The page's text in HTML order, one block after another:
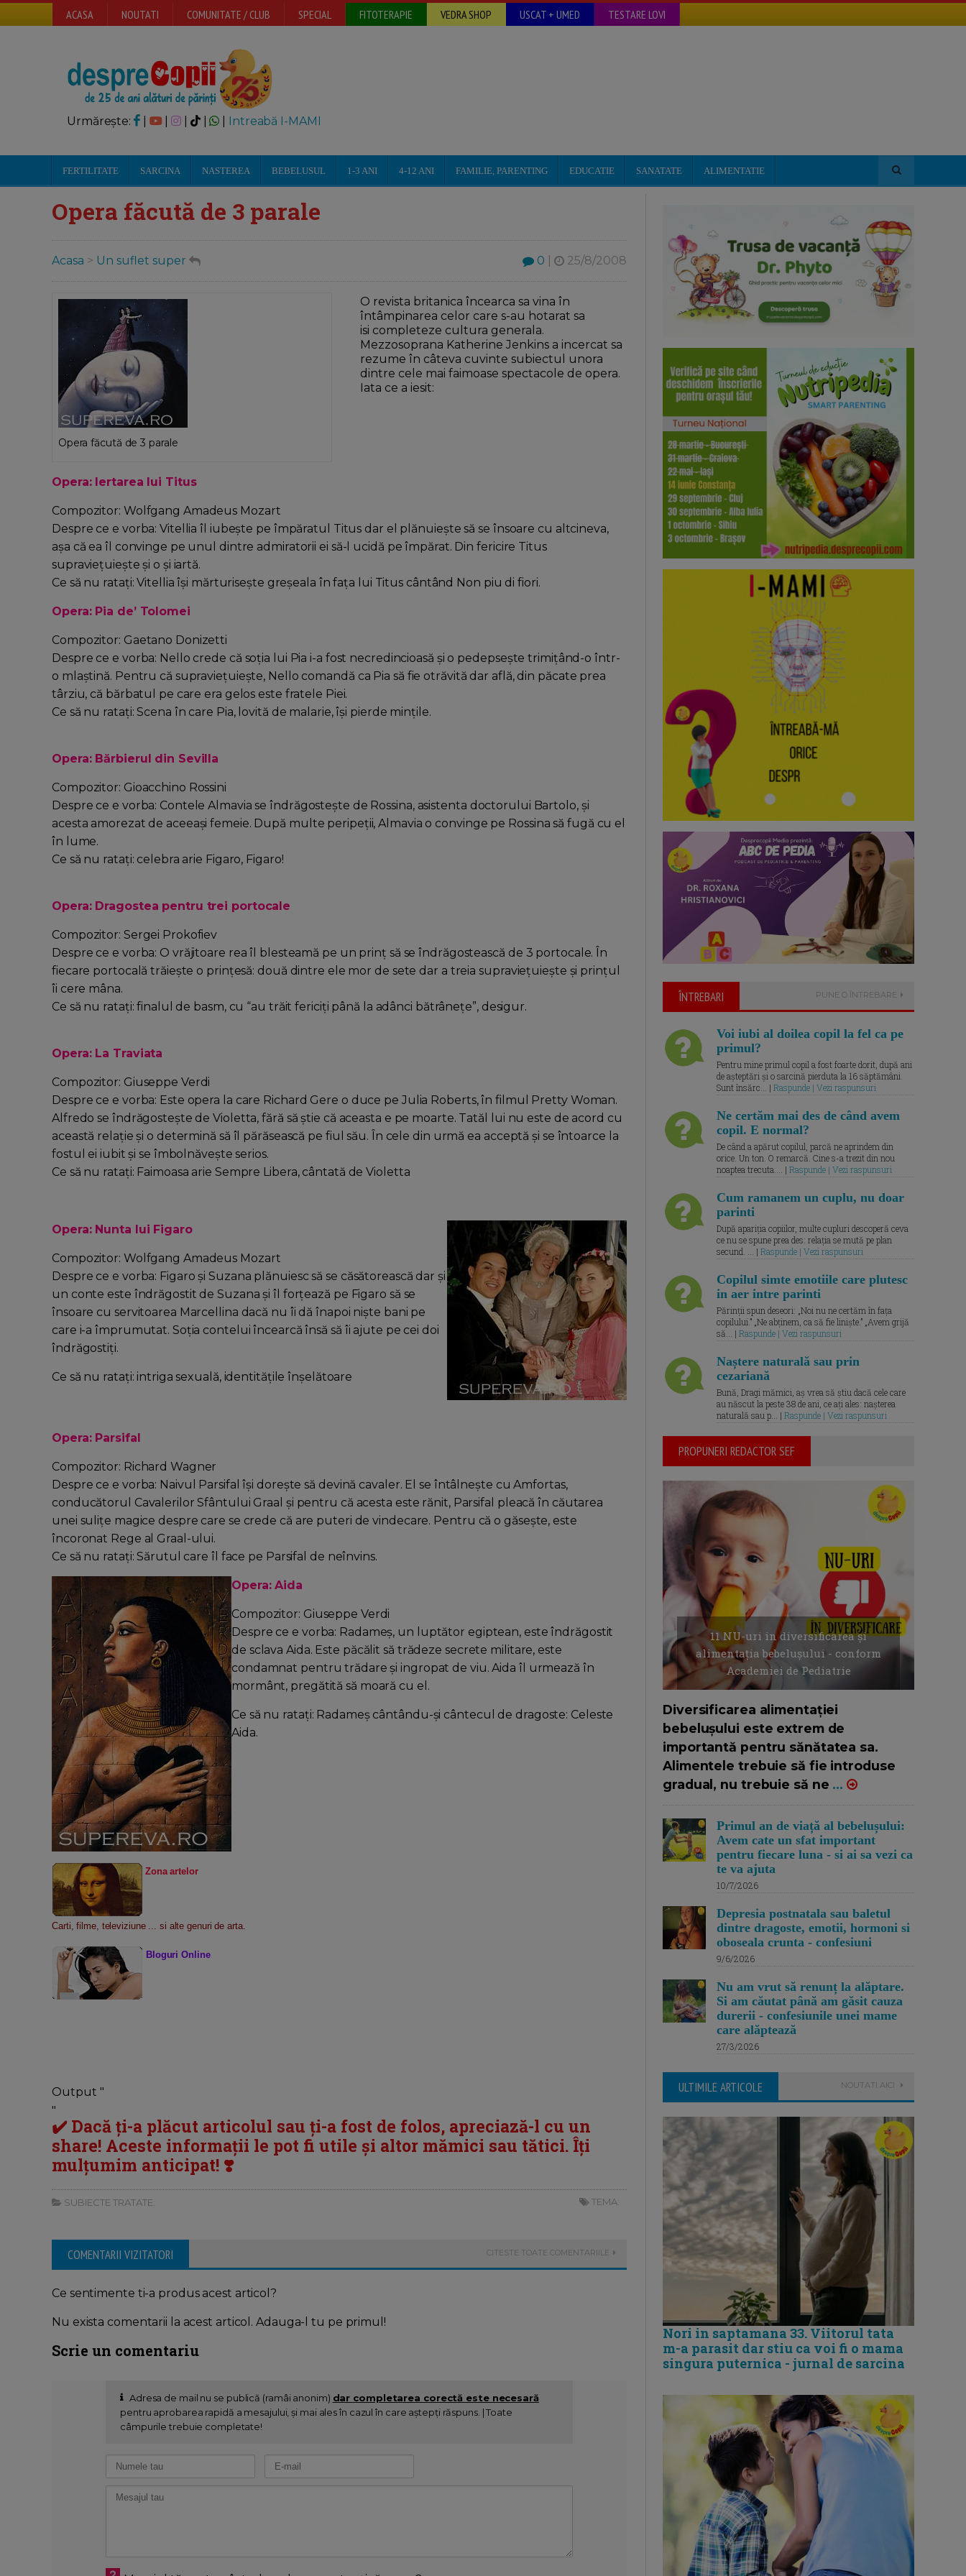
ACASA NOUTATI COMUNITATE / CLUB SPECIAL FITOTERAPIE VEDRA SHOP USCAT + UMED TESTARE LOVI
Urmărește: | | Intreabă I-MAMI
FERTILITATE SARCINA NASTEREA BEBELUSUL 1-3 ANI 4-12 ANI FAMILIE, PARENTING EDUCATIE SANATATE ALIMENTATIE
Opera făcută de 3 parale
Acasa > Un suflet super 0 25/8/2008
Opera făcută de 3 parale
O revista britanica încearca sa vina în
întâmpinarea celor care s-au hotarat sa
isi completeze cultura generala.
Mezzosoprana Katherine Jenkins a incercat sa
rezume în câteva cuvinte subiectul unora
dintre cele mai faimoase spectacole de opera.
Iata ce a iesit:
Opera: Iertarea lui Titus
Compozitor: Wolfgang Amadeus Mozart
Despre ce e vorba: Vitellia îl iubeşte pe împăratul Titus dar el plănuieşte să se însoare cu altcineva,
aşa că ea îl convinge pe unul dintre admiratorii ei să-l ucidă pe împărat. Din fericire Titus
supravieţuieşte şi o şi iartă.
Ce să nu rataţi: Vitellia îşi mărturiseşte greşeala în faţa lui Titus cântând Non piu di fiori.
Opera: Pia de’ Tolomei
Compozitor: Gaetano Donizetti
Despre ce e vorba: Nello crede că soţia lui Pia i-a fost necredincioasă şi o pedepseşte trimiţând-o într-
o mlaştină. Pentru că supravieţuieşte, Nello comandă ca Pia să fie otrăvită dar află, din păcate prea
târziu, că bărbatul pe care era gelos este fratele Piei.
Ce să nu rataţi: Scena în care Pia, lovită de malarie, îşi pierde minţile.
Opera: Bărbierul din Sevilla
Compozitor: Gioacchino Rossini
Despre ce e vorba: Contele Almavia se îndrăgosteşte de Rossina, asistenta doctorului Bartolo, şi
acesta amorezat de aceeaşi femeie. După multe peripeţii, Almavia o convinge pe Rossina să fugă cu el
în lume.
Ce să nu rataţi: celebra arie Figaro, Figaro!
Opera: Dragostea pentru trei portocale
Compozitor: Sergei Prokofiev
Despre ce e vorba: O vrăjitoare rea îl blesteamă pe un prinţ să se îndrăgostească de 3 portocale. În
fiecare portocală trăieşte o prinţesă: două dintre ele mor de sete dar a treia supravieţuieşte şi prinţul
îi cere mâna.
Ce să nu rataţi: finalul de basm, cu “au trăit fericiţi până la adânci bătrâneţe”, desigur.
Opera: La Traviata
Compozitor: Giuseppe Verdi
Despre ce e vorba: Este opera la care Richard Gere o duce pe Julia Roberts, în filmul Pretty Woman.
Alfredo se îndrăgosteşte de Violetta, fără să ştie că aceasta e pe moarte. Tatăl lui nu este de acord cu
această relaţie şi o determină să îl părăsească pe fiul său. În cele din urmă ea acceptă şi se întoarce la
fostul ei iubit şi se îmbolnăveşte serios.
Ce să nu rataţi: Faimoasa arie Sempre Libera, cântată de Violetta
Opera: Nunta lui Figaro
Compozitor: Wolfgang Amadeus Mozart
Despre ce e vorba: Figaro şi Suzana plănuiesc să se căsătorească dar şi
un conte este îndrăgostit de Suzana şi îl forţează pe Figaro să se
însoare cu servitoarea Marcellina dacă nu îi dă înapoi nişte bani pe
care i-a împrumutat. Soţia contelui încearcă însă să îi ajute pe cei doi
îndrăgostiţi.
Ce să nu rataţi: intriga sexuală, identităţile înşelătoare
Opera: Parsifal
Compozitor: Richard Wagner
Despre ce e vorba: Naivul Parsifal îşi doreşte să devină cavaler. El se întâlneşte cu Amfortas,
conducătorul Cavalerilor Sfântului Graal şi pentru că acesta este rănit, Parsifal pleacă în căutarea
unei suliţe magice despre care se crede că are puteri de vindecare. Pentru că o găseşte, este
încoronat Rege al Graal-ului.
Ce să nu rataţi: Sărutul care îl face pe Parsifal de neînvins.
Opera: Aida
Compozitor: Giuseppe Verdi
Despre ce e vorba: Radameş, un luptător egiptean, este îndrăgostit
de sclava Aida. Este păcălit să trădeze secrete militare, este
condamnat pentru trădare şi ingropat de viu. Aida îl urmează în
mormânt, pregătită să moară cu el.
Ce să nu rataţi: Radameş cântându-şi cântecul de dragoste: Celeste
Aida.
Zona artelor
Carti, filme, televiziune ... si alte genuri de arta.
Bloguri Online
Output "
"
✔️ Dacă ți-a plăcut articolul sau ți-a fost de folos, apreciază-l cu un
share! Aceste informații le pot fi utile și altor mămici sau tătici. Îți
mulțumim anticipat! ❣️
SUBIECTE TRATATE: TEMA:
COMENTARII VIZITATORI CITESTE TOATE COMENTARIILE
Ce sentimente ti-a produs acest articol?
Nu exista comentarii la acest articol. Adauga-l tu pe primul!
Scrie un comentariu
Adresa de mail nu se publică (ramâi anonim) dar completarea corectă este necesară
pentru aprobarea rapidă a mesajului, și mai ales în cazul în care aștepți răspuns. | Toate
câmpurile trebuie completate!
ÎNTREBARI PUNE O ÎNTREBARE
Voi iubi al doilea copil la fel ca pe
primul?
Pentru mine primul copil a fost foarte dorit, după ani
de așteptări și o sarcină pierduta la 16 săptămâni.
Sunt însărc... | Raspunde | Vezi raspunsuri
Ne certăm mai des de când avem
copil. E normal?
De când a apărut copilul, parcă ne aprindem din
orice. Un ton. O remarcă. Cine s-a trezit din nou
noaptea trecuta.... | Raspunde | Vezi raspunsuri
Cum ramanem un cuplu, nu doar
parinti
După apariția copiilor, multe cupluri descoperă ceva
ce nu se spune prea des: relația se mută pe plan
secund. ... | Raspunde | Vezi raspunsuri
Copilul simte emotiile care plutesc
in aer intre parinti
Părinții spun deseori: „Noi nu ne certăm în fața
copilului.” „Ne abținem, ca să fie liniște.” „Avem grijă
să... | Raspunde | Vezi raspunsuri
Naștere naturală sau prin
cezariană
Bună, Dragi mămici, aș vrea să știu dacă cele care
au născut la peste 38 de ani, ce ați ales: nașterea
naturală sau p... | Raspunde | Vezi raspunsuri
PROPUNERI REDACTOR SEF
11 NU-uri in diversificarea și
alimentația bebelușului - conform
Academiei de Pediatrie
Diversificarea alimentației
bebelușului este extrem de
importantă pentru sănătatea sa.
Alimentele trebuie să fie introduse
gradual, nu trebuie să ne ...
Primul an de viață al bebelușului:
Avem cate un sfat important
pentru fiecare luna - si ai sa vezi ca
te va ajuta
10/7/2026
Depresia postnatala sau baletul
dintre dragoste, emotii, hormoni si
oboseala crunta - confesiuni
9/6/2026
Nu am vrut să renunț la alăptare.
Si am căutat până am găsit cauza
durerii - confesiunile unei mame
care alăptează
27/3/2026
ULTIMILE ARTICOLE NOUTATI AICI
Nori in saptamana 33. Viitorul tata
m-a parasit dar stiu ca voi fi o mama
singura puternica - jurnal de sarcina